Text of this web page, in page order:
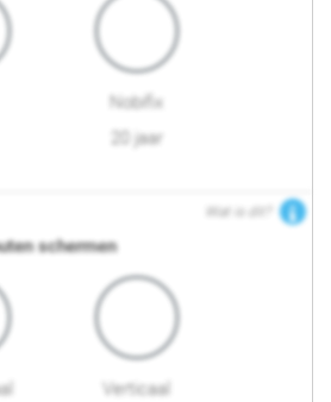
Nobifix
20 jaar
Wat is dit?
schermen
Verticaal